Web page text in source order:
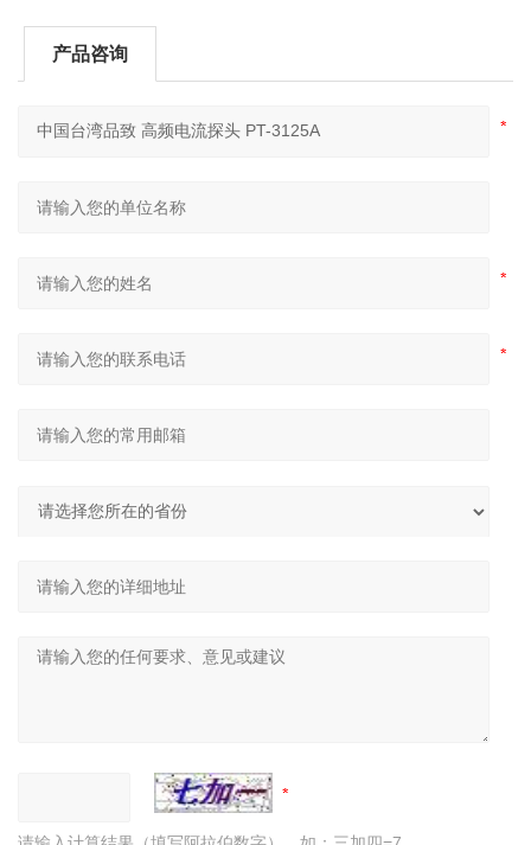
产品咨询